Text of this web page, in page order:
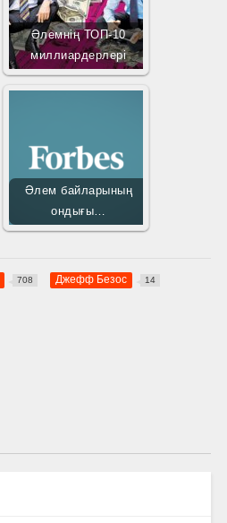
Әлемнің ТОП-10
миллиардерлері
Әлем байларының
ондығы…
708 Джефф Безос 14